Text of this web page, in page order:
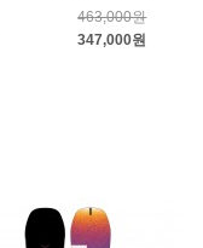
463,000원
347,000원